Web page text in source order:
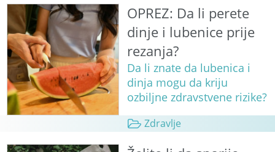
OPREZ: Da li perete
dinje i lubenice prije
rezanja?
Da li znate da lubenica i
dinja mogu da kriju
ozbiljne zdravstvene rizike?
Zdravlje